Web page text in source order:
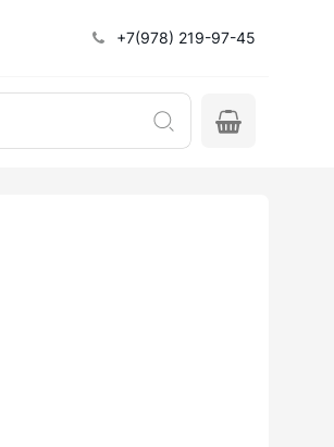
+7(978) 219-97-45